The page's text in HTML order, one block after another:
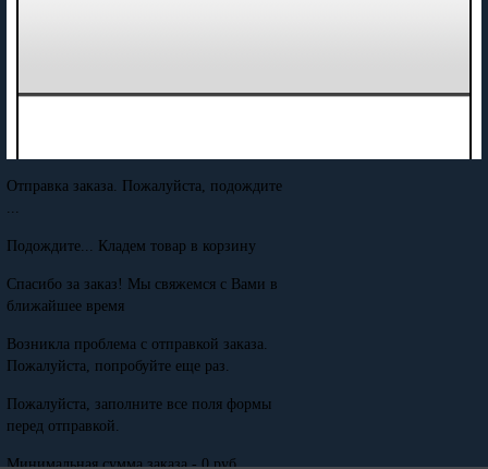
Отправка заказа. Пожалуйста, подождите
...
Подождите... Кладем товар в корзину
Спасибо за заказ! Мы свяжемся с Вами в
ближайшее время
Возникла проблема с отправкой заказа.
Пожалуйста, попробуйте еще раз.
Пожалуйста, заполните все поля формы
перед отправкой.
Минимальная сумма заказа - 0 руб.